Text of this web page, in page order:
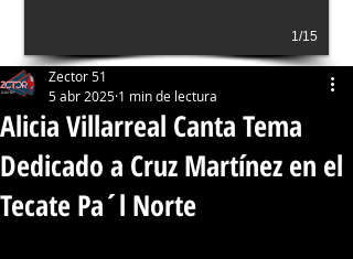
1/15
Alicia Villarreal Canta Tema
Dedicado a Cruz Martínez en el
Tecate Pa´l Norte
Zector 51
5 abr 2025 1 min de lectura